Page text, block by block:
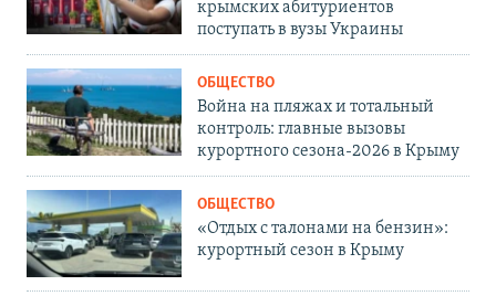
крымских абитуриентов
поступать в вузы Украины
ОБЩЕСТВО
Война на пляжах и тотальный
контроль: главные вызовы
курортного сезона-2026 в Крыму
ОБЩЕСТВО
«Отдых с талонами на бензин»:
курортный сезон в Крыму